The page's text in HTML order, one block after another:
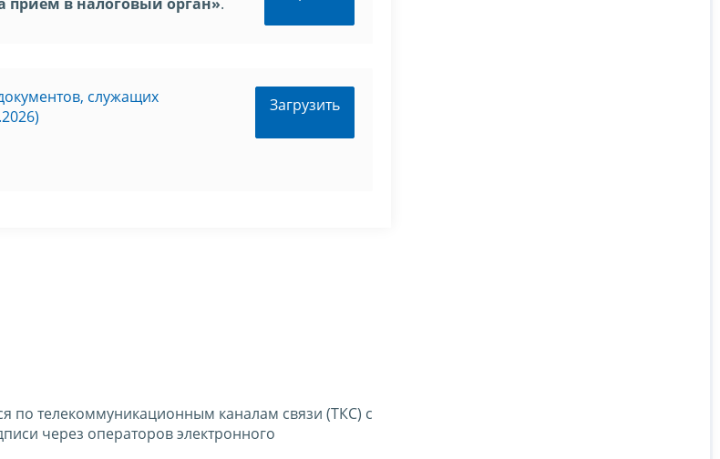
служащих
Загрузить
по телекоммуникационным каналам связи (ТКС) с
через операторов электронного